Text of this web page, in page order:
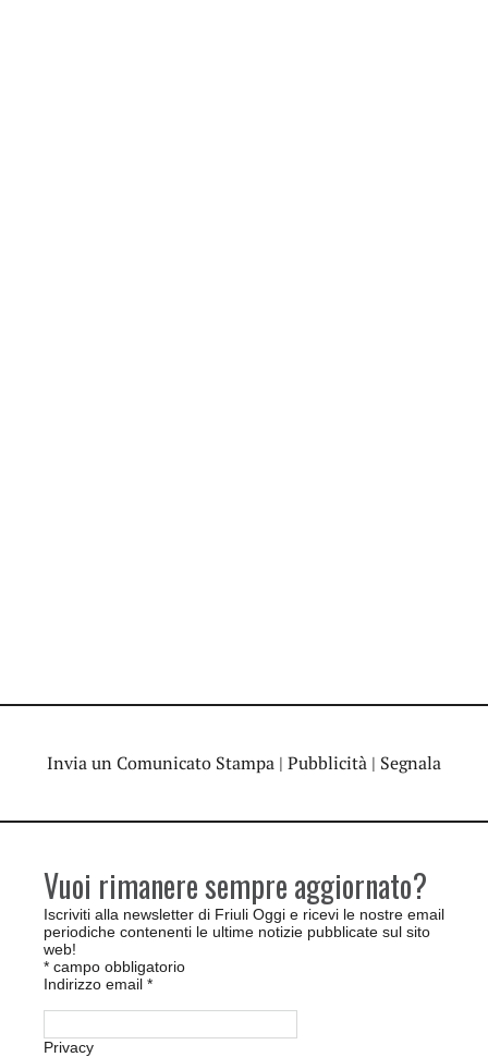
Invia un Comunicato Stampa | Pubblicità | Segnala
Vuoi rimanere sempre aggiornato?
Iscriviti alla newsletter di Friuli Oggi e ricevi le nostre email
periodiche contenenti le ultime notizie pubblicate sul sito
web!
* campo obbligatorio
Indirizzo email *
Privacy